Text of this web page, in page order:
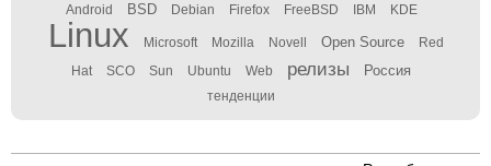
Android BSD Debian Firefox FreeBSD IBM KDE
Linux Microsoft Mozilla Novell Open Source Red
Hat SCO Sun Ubuntu Web релизы Россия
тенденции